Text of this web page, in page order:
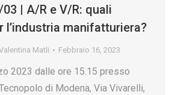
| A/R e V/R: quali
l’industria manifatturiera?
Matli Febbraio 16, 2023
2023 dalle ore 15.15 presso
di Modena, Via Vivarelli,